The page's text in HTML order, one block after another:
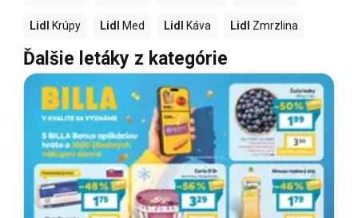
Lidl Krúpy Lidl Med Lidl Káva Lidl Zmrzlina
Ďalšie letáky z kategórie